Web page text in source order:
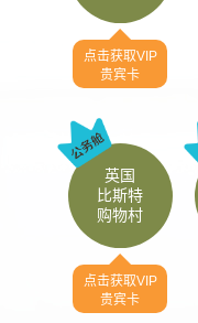
点击获取VIP
贵宾卡
英国
比斯特
购物村
点击获取VIP
贵宾卡